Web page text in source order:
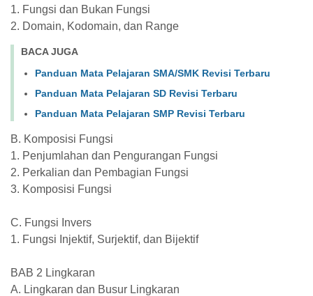
1. Fungsi dan Bukan Fungsi
2. Domain, Kodomain, dan Range
BACA JUGA
Panduan Mata Pelajaran SMA/SMK Revisi Terbaru
Panduan Mata Pelajaran SD Revisi Terbaru
Panduan Mata Pelajaran SMP Revisi Terbaru
B. Komposisi Fungsi
1. Penjumlahan dan Pengurangan Fungsi
2. Perkalian dan Pembagian Fungsi
3. Komposisi Fungsi
C. Fungsi Invers
1. Fungsi Injektif, Surjektif, dan Bijektif
BAB 2 Lingkaran
A. Lingkaran dan Busur Lingkaran